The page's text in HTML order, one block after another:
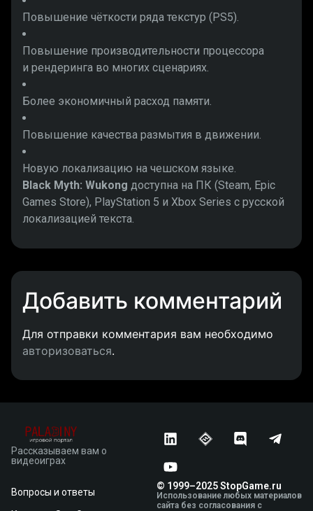
Повышение чёткости ряда текстур (PS5).
Повышение производительности процессора
и рендеринга во многих сценариях.
Более экономичный расход памяти.
Повышение качества размытия в движении.
Новую локализацию на чешском языке.
Black Myth: Wukong доступна на ПК (Steam, Epic
Games Store), PlayStation 5 и Xbox Series с русской
локализацией текста.
Добавить комментарий
Для отправки комментария вам необходимо
авторизоваться.
Рассказываем вам о
видеоиграх
Вопросы и ответы
© 1999–2025 StopGame.ru
Использование любых материалов
сайта без согласования с